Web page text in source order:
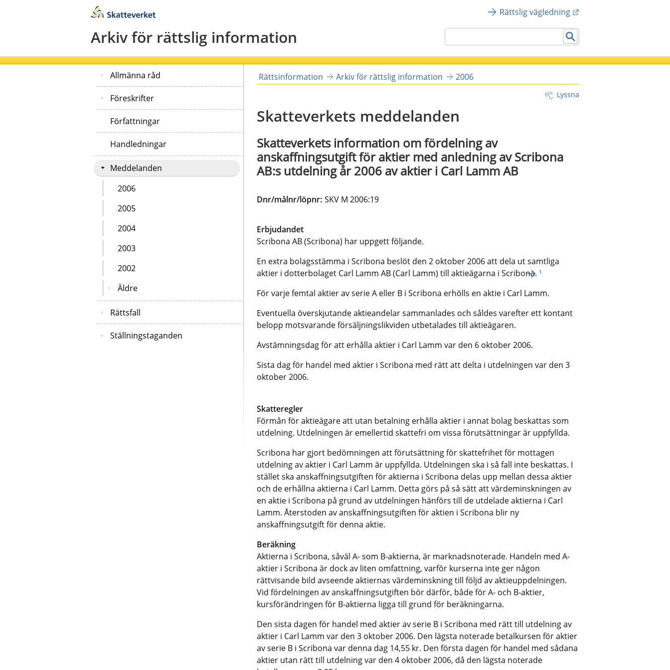
Arkiv för rättslig information
Rättslig vägledning
Allmänna råd
Föreskrifter
Författningar
Handledningar
Meddelanden
2006
2005
2004
2003
2002
Äldre
Rättsfall
Ställningstaganden
Rättsinformation Arkiv för rättslig information 2006
Lyssna
Skatteverkets meddelanden
Skatteverkets information om fördelning av
anskaffningsutgift för aktier med anledning av Scribona
AB:s utdelning år 2006 av aktier i Carl Lamm AB
Dnr/målnr/löpnr: SKV M 2006:19
Erbjudandet
Scribona AB (Scribona) har uppgett följande.
En extra bolagsstämma i Scribona beslöt den 2 oktober 2006 att dela ut samtliga
aktier i dotterbolaget Carl Lamm AB (Carl Lamm) till aktieägarna i Scribona.¹
För varje femtal aktier av serie A eller B i Scribona erhölls en aktie i Carl Lamm.
Eventuella överskjutande aktieandelar sammanlades och såldes varefter ett kontant
belopp motsvarande försäljningslikviden utbetalades till aktieägaren.
Avstämningsdag för att erhålla aktier i Carl Lamm var den 6 oktober 2006.
Sista dag för handel med aktier i Scribona med rätt att delta i utdelningen var den 3
oktober 2006.
Skatteregler
Förmån för aktieägare att utan betalning erhålla aktier i annat bolag beskattas som
utdelning. Utdelningen är emellertid skattefri om vissa förutsättningar är uppfyllda.
Scribona har gjort bedömningen att förutsättning för skattefrihet för mottagen
utdelning av aktier i Carl Lamm är uppfyllda. Utdelningen ska i så fall inte beskattas. I
stället ska anskaffningsutgiften för aktierna i Scribona delas upp mellan dessa aktier
och de erhållna aktierna i Carl Lamm. Detta görs på så sätt att värdeminskningen av
en aktie i Scribona på grund av utdelningen hänförs till de utdelade aktierna i Carl
Lamm. Återstoden av anskaffningsutgiften för aktien i Scribona blir ny
anskaffningsutgift för denna aktie.
Beräkning
Aktierna i Scribona, såväl A- som B-aktierna, är marknadsnoterade. Handeln med A-
aktier i Scribona är dock av liten omfattning, varför kurserna inte ger någon
rättvisande bild avseende aktiernas värdeminskning till följd av aktieuppdelningen.
Vid fördelningen av anskaffningsutgiften bör därför, både för A- och B-aktier,
kursförändringen för B-aktierna ligga till grund för beräkningarna.
Den sista dagen för handel med aktier av serie B i Scribona med rätt till utdelning av
aktier i Carl Lamm var den 3 oktober 2006. Den lägsta noterade betalkursen för aktier
av serie B i Scribona var denna dag 14,55 kr. Den första dagen för handel med sådana
aktier utan rätt till utdelning var den 4 oktober 2006, då den lägsta noterade